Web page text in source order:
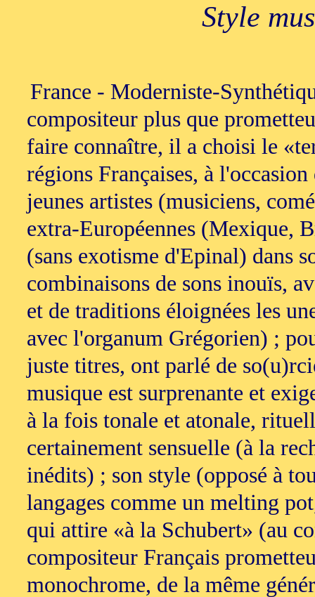
Style
France - Moderniste-
compositeur plus que
faire connaître, il a choisi le
régions Françaises, à
jeunes artistes (musiciens,
extra-Européennes (Mexique,
(sans exotisme d'Epinal) dans
combinaisons de sons inouïs,
et de traditions éloignées les
avec l'organum Grégorien) ;
juste titres, ont parlé de
musique est surprenante et
à la fois tonale et atonale,
certainement sensuelle (à la
inédits) ; son style (opposé à
langages comme un melting
qui attire «à la Schubert» (au
compositeur Français
monochrome, de la même